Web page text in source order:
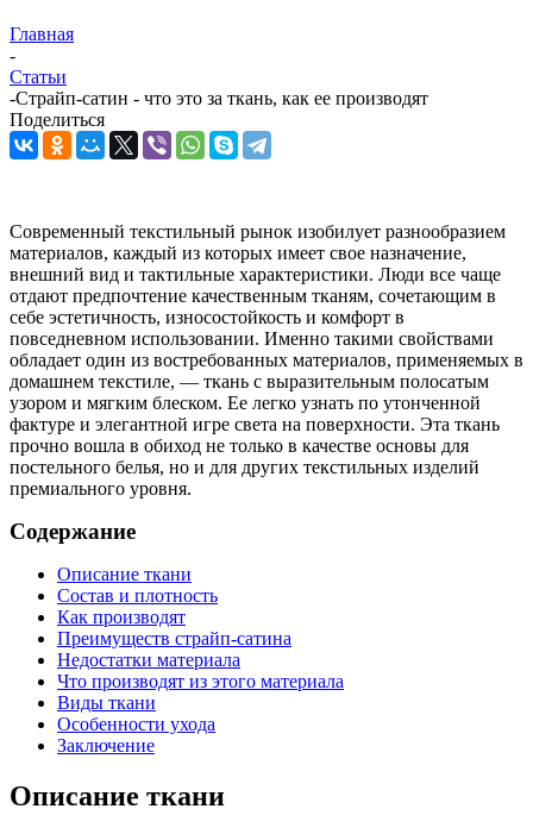
Главная
-
Статьи
-Страйп-сатин - что это за ткань, как ее производят
Поделиться
Современный текстильный рынок изобилует разнообразием
материалов, каждый из которых имеет свое назначение,
внешний вид и тактильные характеристики. Люди все чаще
отдают предпочтение качественным тканям, сочетающим в
себе эстетичность, износостойкость и комфорт в
повседневном использовании. Именно такими свойствами
обладает один из востребованных материалов, применяемых в
домашнем текстиле, — ткань с выразительным полосатым
узором и мягким блеском. Ее легко узнать по утонченной
фактуре и элегантной игре света на поверхности. Эта ткань
прочно вошла в обиход не только в качестве основы для
постельного белья, но и для других текстильных изделий
премиального уровня.
Содержание
Описание ткани
Состав и плотность
Как производят
Преимуществ страйп-сатина
Недостатки материала
Что производят из этого материала
Виды ткани
Особенности ухода
Заключение
Описание ткани